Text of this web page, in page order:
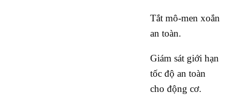
Tắt mô-men xoắn
an toàn.
Giám sát giới hạn
tốc độ an toàn
cho động cơ.